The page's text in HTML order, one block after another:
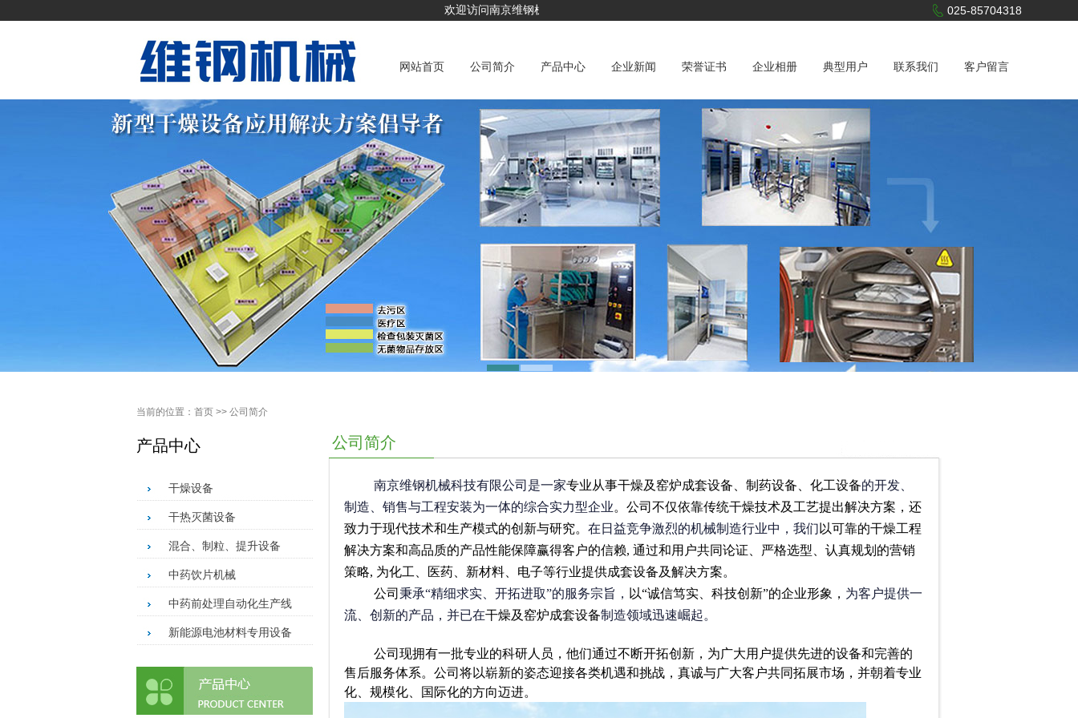
欢迎访问南京维钢机械科技有限公司 025-85704318
网站首页 公司简介 产品中心 企业新闻 荣誉证书 企业相册 典型用户 联系我们 客户留言
当前的位置： 首页 >> 公司简介
产品中心
干燥设备
干热灭菌设备
混合、制粒、提升设备
中药饮片机械
中药前处理自动化生产线
新能源电池材料专用设备
公司简介
南京维钢机械科技有限公司是一家专业从事干燥及窑炉成套设备、制药设备、化工设备的开发、
制造、销售与工程安装为一体的综合实力型企业。公司不仅依靠传统干燥技术及工艺提出解决方案，还
致力于现代技术和生产模式的创新与研究。 在日益竞争激烈的机械制造行业中，我们 以可靠的干燥工程
解决方案和高品质的产品性能保障赢得客户的信赖, 通过和用户共同论证、严格选型、认真规划的营销
策略, 为化工、医药、新材料、电子等行业提供成套设备及解决方案。
公司 秉承“精细求实、开拓进取”的服务宗旨， 以“诚信笃实、科技创新”的企业形象， 为客户提供一
流、创新的产品，并已在干燥及窑炉成套设备制造领域迅速崛起。
公司现拥有一批专业的科研人员，他们通过不断开拓创新，为广大用户提供先进的设备和完善的
售后服务体系。公司将以崭新的姿态迎接各类机遇和挑战，真诚与广大客户共同拓展市场，并朝着专业
化、规模化、国际化的方向迈进。